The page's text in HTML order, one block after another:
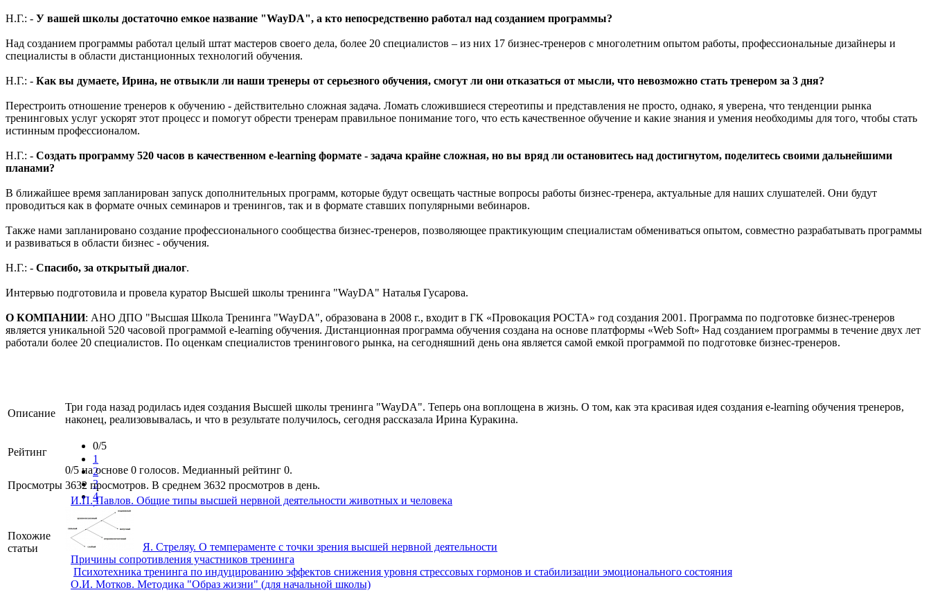
Н.Г.: - У вашей школы достаточно емкое название "WayDA", а кто непосредственно работал над созданием программы?
Над созданием программы работал целый штат мастеров своего дела, более 20 специалистов – из них 17 бизнес-тренеров с многолетним опытом работы, профессиональные дизайнеры и
специалисты в области дистанционных технологий обучения.
Н.Г.: - Как вы думаете, Ирина, не отвыкли ли наши тренеры от серьезного обучения, смогут ли они отказаться от мысли, что невозможно стать тренером за 3 дня?
Перестроить отношение тренеров к обучению - действительно сложная задача. Ломать сложившиеся стереотипы и представления не просто, однако, я уверена, что тенденции рынка
тренинговых услуг ускорят этот процесс и помогут обрести тренерам правильное понимание того, что есть качественное обучение и какие знания и умения необходимы для того, чтобы стать
истинным профессионалом.
Н.Г.: - Создать программу 520 часов в качественном e-learning формате - задача крайне сложная, но вы вряд ли остановитесь над достигнутом, поделитесь своими дальнейшими
планами?
В ближайшее время запланирован запуск дополнительных программ, которые будут освещать частные вопросы работы бизнес-тренера, актуальные для наших слушателей. Они будут
проводиться как в формате очных семинаров и тренингов, так и в формате ставших популярными вебинаров.
Также нами запланировано создание профессионального сообщества бизнес-тренеров, позволяющее практикующим специалистам обмениваться опытом, совместно разрабатывать программы
и развиваться в области бизнес - обучения.
Н.Г.: - Спасибо, за открытый диалог.
Интервью подготовила и провела куратор Высшей школы тренинга "WayDA" Наталья Гусарова.
О КОМПАНИИ: АНО ДПО "Высшая Школа Тренинга "WayDA", образована в 2008 г., входит в ГК «Провокация РОСТА» год создания 2001. Программа по подготовке бизнес-тренеров
является уникальной 520 часовой программой e-learning обучения. Дистанционная программа обучения создана на основе платформы «Web Soft» Над созданием программы в течение двух лет
работали более 20 специалистов. По оценкам специалистов тренингового рынка, на сегодняшний день она является самой емкой программой по подготовке бизнес-тренеров.
Описание
Три года назад родилась идея создания Высшей школы тренинга "WayDA". Теперь она воплощена в жизнь. О том, как эта красивая идея создания e-learning обучения тренеров,
наконец, реализовывалась, и что в результате получилось, сегодня рассказала Ирина Куракина.
Рейтинг
0/5
1
2
3
4
5
0/5 на основе 0 голосов. Медианный рейтинг 0.
Просмотры 3632 просмотров. В среднем 3632 просмотров в день.
Похожие
статьи
И.П. Павлов. Общие типы высшей нервной деятельности животных и человека
Я. Стреляу. О темпераменте с точки зрения высшей нервной деятельности
Причины сопротивления участников тренинга
Психотехника тренинга по индуцированию эффектов снижения уровня стрессовых гормонов и стабилизации эмоционального состояния
О.И. Мотков. Методика "Образ жизни" (для начальной школы)